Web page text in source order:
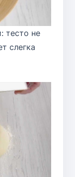
тесто не
слегка